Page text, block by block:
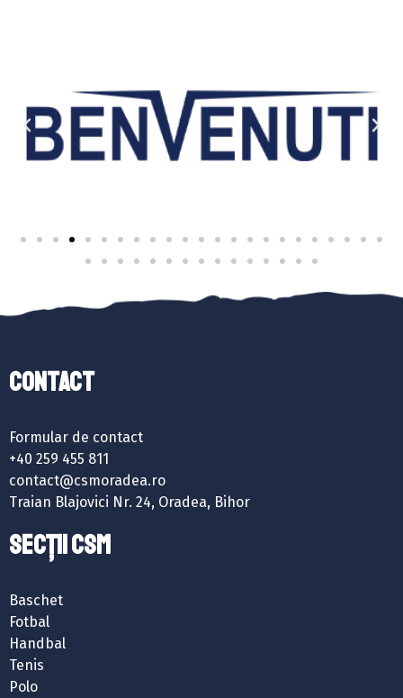
Contact
Formular de contact
+40 259 455 811
contact@csmoradea.ro
Traian Blajovici Nr. 24, Oradea, Bihor
SECȚII CSM
Baschet
Fotbal
Handbal
Tenis
Polo